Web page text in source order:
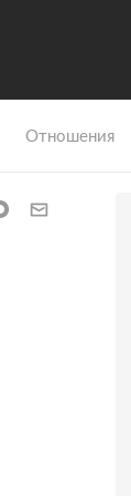
Отношения